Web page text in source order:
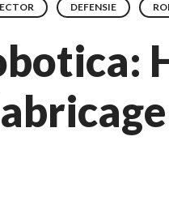
DEFENSIE